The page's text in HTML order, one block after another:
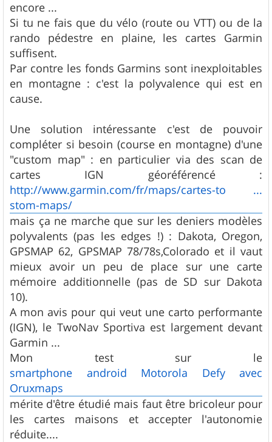
encore ...
Si tu ne fais que du vélo (route ou VTT) ou de la
rando pédestre en plaine, les cartes Garmin
suffisent.
Par contre les fonds Garmins sont inexploitables
en montagne : c'est la polyvalence qui est en
cause.
Une solution intéressante c'est de pouvoir
compléter si besoin (course en montagne) d'une
"custom map" : en particulier via des scan de
cartes IGN géoréférencé :
http://www.garmin.com/fr/maps/cartes-to ...
stom-maps/
mais ça ne marche que sur les deniers modèles
polyvalents (pas les edges !) : Dakota, Oregon,
GPSMAP 62, GPSMAP 78/78s,Colorado et il vaut
mieux avoir un peu de place sur une carte
mémoire additionnelle (pas de SD sur Dakota
10).
A mon avis pour qui veut une carto performante
(IGN), le TwoNav Sportiva est largement devant
Garmin ...
Mon test sur le
smartphone android Motorola Defy avec
Oruxmaps
mérite d'être étudié mais faut être bricoleur pour
les cartes maisons et accepter l'autonomie
réduite....